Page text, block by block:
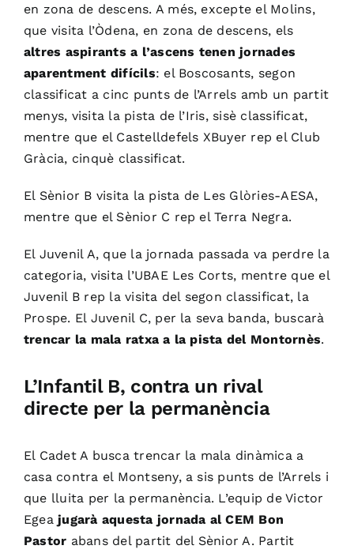
en zona de descens. A més, excepte el Molins,
que visita l’Òdena, en zona de descens, els
altres aspirants a l’ascens tenen jornades
aparentment difícils: el Boscosants, segon
classificat a cinc punts de l’Arrels amb un partit
menys, visita la pista de l’Iris, sisè classificat,
mentre que el Castelldefels XBuyer rep el Club
Gràcia, cinquè classificat.
El Sènior B visita la pista de Les Glòries-AESA,
mentre que el Sènior C rep el Terra Negra.
El Juvenil A, que la jornada passada va perdre la
categoria, visita l’UBAE Les Corts, mentre que el
Juvenil B rep la visita del segon classificat, la
Prospe. El Juvenil C, per la seva banda, buscarà
trencar la mala ratxa a la pista del Montornès.
L’Infantil B, contra un rival
directe per la permanència
El Cadet A busca trencar la mala dinàmica a
casa contra el Montseny, a sis punts de l’Arrels i
que lluita per la permanència. L’equip de Victor
Egea jugarà aquesta jornada al CEM Bon
Pastor abans del partit del Sènior A. Partit